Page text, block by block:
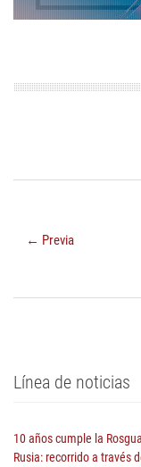
← Previa
Línea de noticias
10 años cumple la
Rusia: recorrido a través